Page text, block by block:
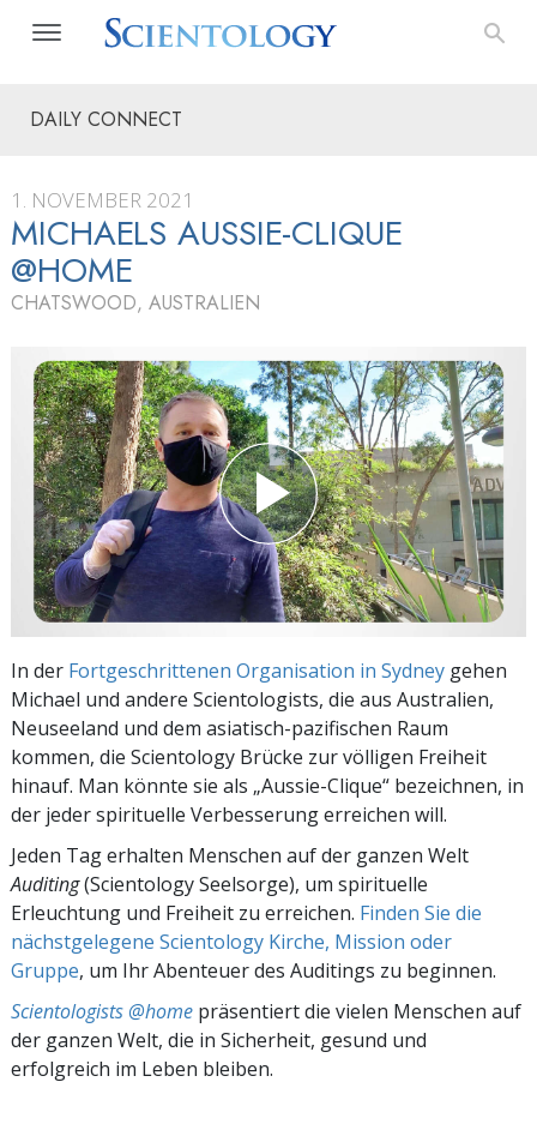
DAILY CONNECT
1. NOVEMBER 2021
MICHAELS AUSSIE-CLIQUE
@HOME
CHATSWOOD, AUSTRALIEN
In der Fortgeschrittenen Organisation in Sydney gehen
Michael und andere Scientologists, die aus Australien,
Neuseeland und dem asiatisch-pazifischen Raum
kommen, die Scientology Brücke zur völligen Freiheit
hinauf. Man könnte sie als „Aussie-Clique“ bezeichnen, in
der jeder spirituelle Verbesserung erreichen will.
Jeden Tag erhalten Menschen auf der ganzen Welt
Auditing(Scientology Seelsorge), um spirituelle
Erleuchtung und Freiheit zu erreichen. Finden Sie die
nächstgelegene Scientology Kirche, Mission oder
Gruppe, um Ihr Abenteuer des Auditings zu beginnen.
Scientologists @home präsentiert die vielen Menschen auf
der ganzen Welt, die in Sicherheit, gesund und
erfolgreich im Leben bleiben.